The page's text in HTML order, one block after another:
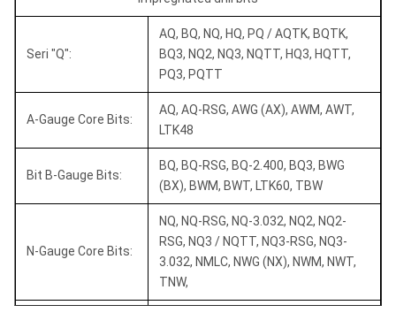
NQ3 45 mm (1-3 / 8 in) 75,7 mm (3 inci)
63,5 mm (2-1 / 2
inci)
96 mm (3-3 / 8
inci)
61,1 mm (2-3 / 8
inci)
96 mm (3-3 / 8
inci)
85 mm (3-3 / 8
inci)
122,6 mm (4-7 / 8
inci)
83 mm (3-1 / 4 in)
122,6 mm (4-7 / 8
Seri "Q":
AQ, BQ, NQ, HQ, PQ / AQTK, BQTK,
BQ3, NQ2, NQ3, NQTT, HQ3, HQTT,
PQ3, PQTT
A-Gauge Core Bits:
AQ, AQ-RSG, AWG (AX), AWM, AWT,
LTK48
Bit B-Gauge Bits:
BQ, BQ-RSG, BQ-2.400, BQ3, BWG
(BX), BWM, BWT, LTK60, TBW
N-Gauge Core Bits:
NQ, NQ-RSG, NQ-3.032, NQ2, NQ2-
RSG, NQ3 / NQTT, NQ3-RSG, NQ3-
3.032, NMLC, NWG (NX), NWM, NWT,
TNW,